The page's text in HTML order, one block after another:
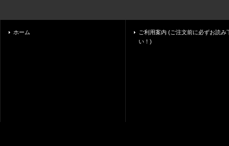
ホーム
ご利用案内 (ご注文前に必ずお読み
い！)